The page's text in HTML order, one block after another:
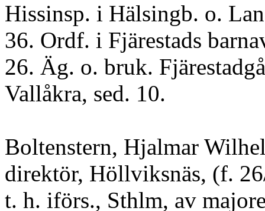
Hissinsp. i Hälsingb. o.
36. Ordf. i Fjärestads
26. Äg. o. bruk.
Vallåkra, sed. 10.
Boltenstern, Hjalmar
direktör, Höllviksnäs, (f.
t. h. iförs., Sthlm, av